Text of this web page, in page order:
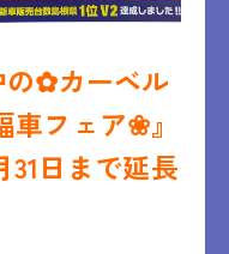
の✿カーベル
車フェア❀』
日まで延長